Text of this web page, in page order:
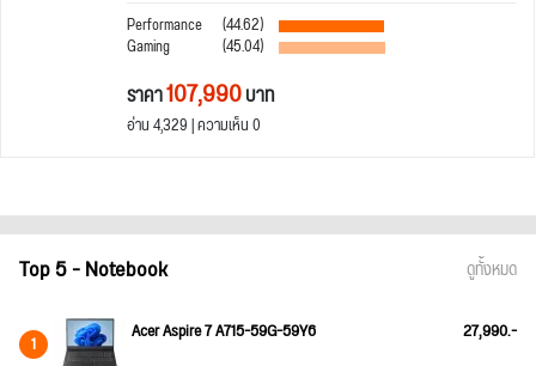
Performance
(44.62)
Gaming (45.04)
ราคา107,990บาท
อ่าน 4,329 | ความเห็น 0
Top 5 - Notebook ดูทั้งหมด
1 Acer Aspire 7 A715-59G-59Y6 27,990.-